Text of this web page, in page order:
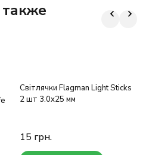
Світлячки Flagman Light Sticks
2 шт 3.0x25 мм
15 грн.